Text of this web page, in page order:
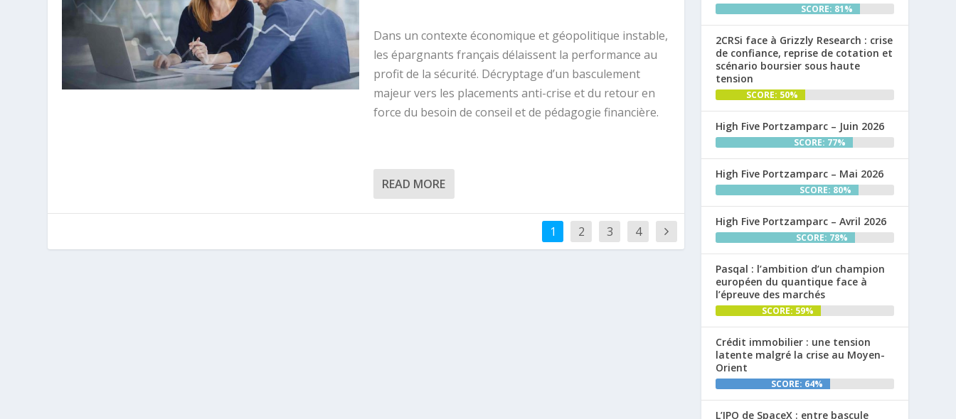
Dans un contexte économique et géopolitique instable,
les épargnants français délaissent la performance au
profit de la sécurité. Décryptage d’un basculement
majeur vers les placements anti-crise et du retour en
force du besoin de conseil et de pédagogie financière.
READ MORE
1 2 3 4
SCORE: 81%
2CRSi face à Grizzly Research : crise
de confiance, reprise de cotation et
scénario boursier sous haute
tension
SCORE: 50%
High Five Portzamparc – Juin 2026
SCORE: 77%
High Five Portzamparc – Mai 2026
SCORE: 80%
High Five Portzamparc – Avril 2026
SCORE: 78%
Pasqal : l’ambition d’un champion
européen du quantique face à
l’épreuve des marchés
SCORE: 59%
Crédit immobilier : une tension
latente malgré la crise au Moyen-
Orient
SCORE: 64%
L’IPO de SpaceX : entre bascule